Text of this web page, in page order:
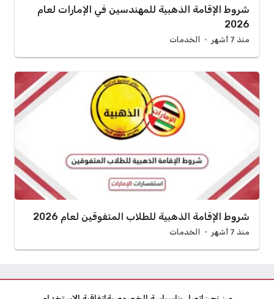
شروط الإقامة الذهبية للمهندسين في الإمارات لعام
2026
منذ 7 أشهر الخدمات
شروط الإقامة الذهبية للطلاب المتفوقين لعام 2026
منذ 7 أشهر الخدمات